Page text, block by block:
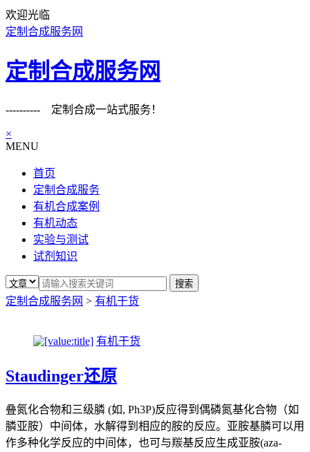
欢迎光临
定制合成服务网
定制合成服务网
---------- 定制合成一站式服务！
×
MENU
首页
定制合成服务
有机合成案例
有机动态
实验与测试
试剂知识
定制合成服务网 > 有机干货
有机干货
Staudinger还原
叠氮化合物和三级膦 (如, Ph3P)反应得到偶磷氮基化合物（如
膦亚胺）中间体，水解得到相应的胺的反应。亚胺基膦可以用
作多种化学反应的中间体，也可与羰基反应生成亚胺(aza-